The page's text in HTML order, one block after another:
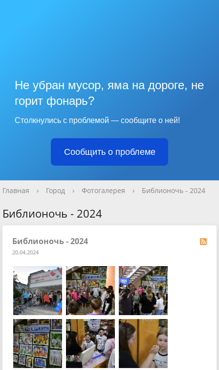
Не убран мусор, яма на дороге, не
горит фонарь?
Столкнулись с проблемой — сообщите о ней!
Сообщить о проблеме
Главная › Город › Фотогалерея › Библионочь - 2024
Библионочь - 2024
Библионочь - 2024
20.04.2024